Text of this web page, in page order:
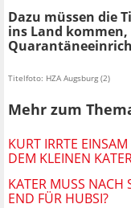
Dazu müssen die
ins Land
Titelfoto: HZA Augsburg (2)
Mehr zum
KURT IRRTE
DEM KLEINEN
KATER MUSS NACH
END FÜR HUBSI?